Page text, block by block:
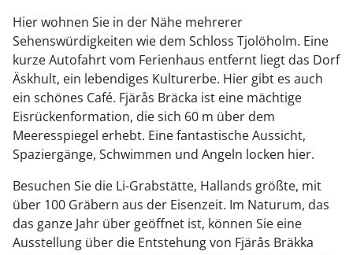
Hier wohnen Sie in der Nähe mehrerer
Sehenswürdigkeiten wie dem Schloss Tjolöholm. Eine
kurze Autofahrt vom Ferienhaus entfernt liegt das Dorf
Äskhult, ein lebendiges Kulturerbe. Hier gibt es auch
ein schönes Café. Fjärås Bräcka ist eine mächtige
Eisrückenformation, die sich 60 m über dem
Meeresspiegel erhebt. Eine fantastische Aussicht,
Spaziergänge, Schwimmen und Angeln locken hier.
Besuchen Sie die Li-Grabstätte, Hallands größte, mit
über 100 Gräbern aus der Eisenzeit. Im Naturum, das
das ganze Jahr über geöffnet ist, können Sie eine
Ausstellung über die Entstehung von Fjärås Bräkka